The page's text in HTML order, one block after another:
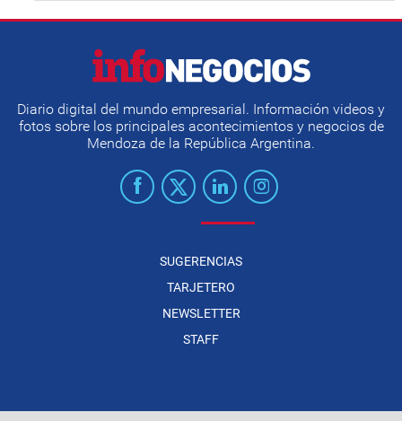
Diario digital del mundo empresarial. Información videos y
fotos sobre los principales acontecimientos y negocios de
Mendoza de la República Argentina.
SUGERENCIAS
TARJETERO
NEWSLETTER
STAFF